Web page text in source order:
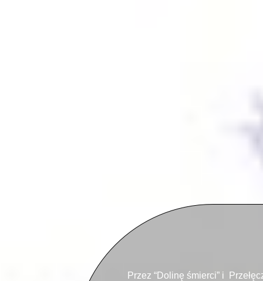
Przez “Dolinę śmierci” i